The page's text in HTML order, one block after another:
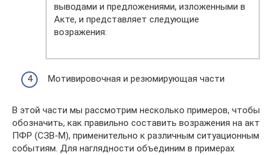
выводами и предложениями, изложенными в
Акте, и представляет следующие
возражения:
Мотивировочная и резюмирующая части
В этой части мы рассмотрим несколько примеров, чтобы
обозначить, как правильно составить возражения на акт
ПФР (СЗВ-М), применительно к различным ситуационным
событиям. Для наглядности объединим в примерах